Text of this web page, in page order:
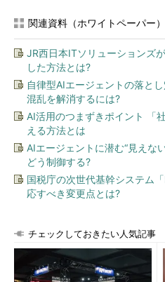
関連資料（ホワイトペーパー）
JR西日本ITソリューションズ
した方法とは?
自律型AIエージェントの落と
混乱を解消するには?
AI活用のつまずきポイント 「
える方法とは
AIエージェントに潜む“見えな
どう制御する?
国税庁の次世代基幹システム
応すべき変更点とは?
チェックしておきたい人気記事